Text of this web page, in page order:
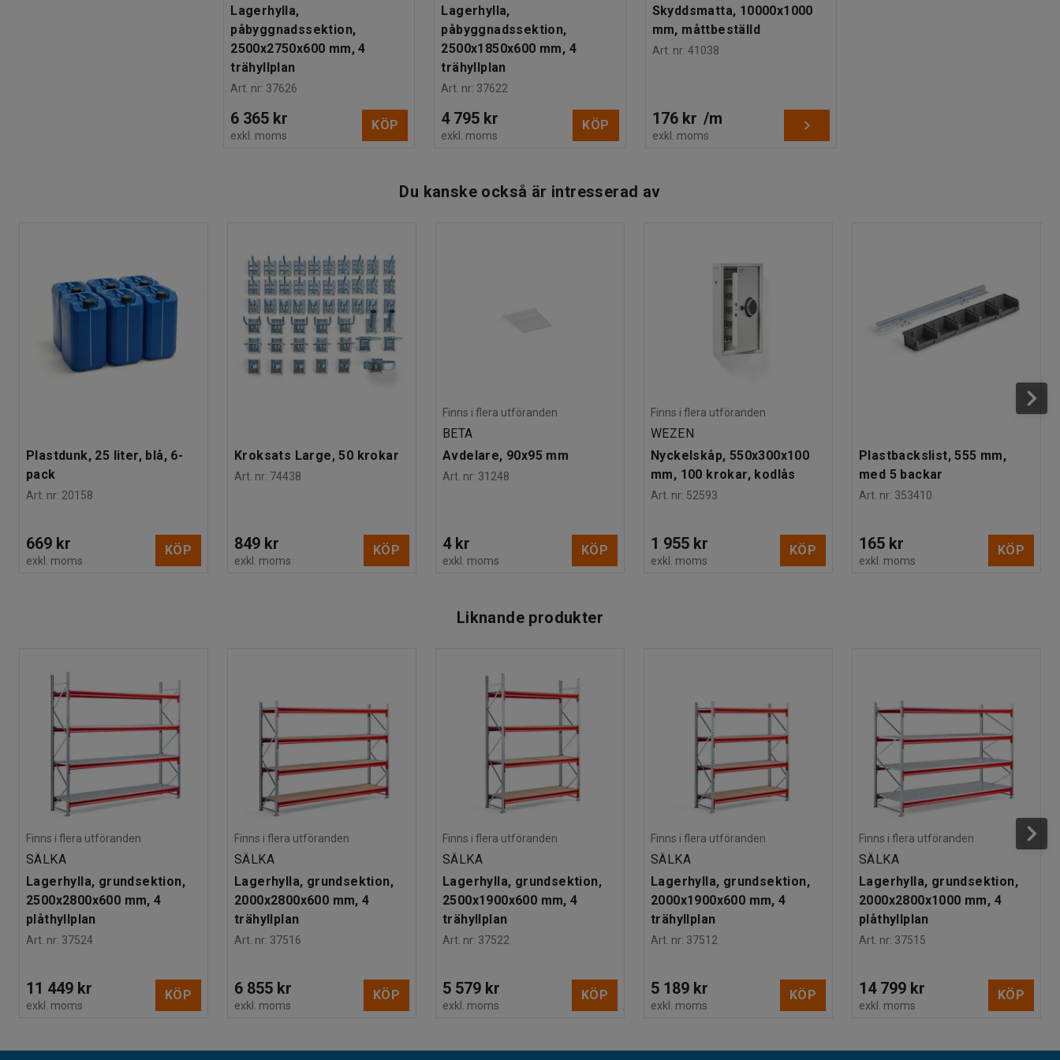
Lagerhylla,
påbyggnadssektion,
2500x2750x600 mm, 4
trähyllplan
Art. nr: 37626
6 365 kr
exkl. moms
KÖP
Lagerhylla,
påbyggnadssektion,
2500x1850x600 mm, 4
trähyllplan
Art. nr: 37622
4 795 kr
exkl. moms
KÖP
Skyddsmatta, 10000x1000
mm, måttbeställd
Art. nr: 41038
176 kr /m
exkl. moms
Du kanske också är intresserad av
Plastdunk, 25 liter, blå, 6-
pack
Art. nr: 20158
669 kr
exkl. moms
KÖP
Kroksats Large, 50 krokar
Art. nr: 74438
849 kr
exkl. moms
KÖP
Finns i flera utföranden
BETA
Avdelare, 90x95 mm
Art. nr: 31248
4 kr
exkl. moms
KÖP
Finns i flera utföranden
WEZEN
Nyckelskåp, 550x300x100
mm, 100 krokar, kodlås
Art. nr: 52593
1 955 kr
exkl. moms
KÖP
Plastbackslist, 555 mm,
med 5 backar
Art. nr: 353410
165 kr
exkl. moms
KÖP
Liknande produkter
Finns i flera utföranden
SÄLKA
Lagerhylla, grundsektion,
2500x2800x600 mm, 4
plåthyllplan
Art. nr: 37524
11 449 kr
exkl. moms
KÖP
Finns i flera utföranden
SÄLKA
Lagerhylla, grundsektion,
2000x2800x600 mm, 4
trähyllplan
Art. nr: 37516
6 855 kr
exkl. moms
KÖP
Finns i flera utföranden
SÄLKA
Lagerhylla, grundsektion,
2500x1900x600 mm, 4
trähyllplan
Art. nr: 37522
5 579 kr
exkl. moms
KÖP
Finns i flera utföranden
SÄLKA
Lagerhylla, grundsektion,
2000x1900x600 mm, 4
trähyllplan
Art. nr: 37512
5 189 kr
exkl. moms
KÖP
Finns i flera utföranden
SÄLKA
Lagerhylla, grundsektion,
2000x2800x1000 mm, 4
plåthyllplan
Art. nr: 37515
14 799 kr
exkl. moms
KÖP